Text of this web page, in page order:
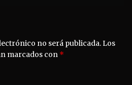
no será publicada.Los
marcados con *